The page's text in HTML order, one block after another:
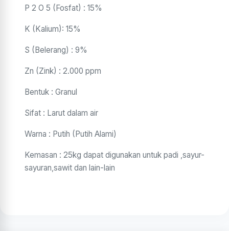
P 2 O 5 (Fosfat) : 15%
K (Kalium): 15%
S (Belerang) : 9%
Zn (Zink) : 2.000 ppm
Bentuk : Granul
Sifat : Larut dalam air
Warna : Putih (Putih Alami)
Kemasan : 25kg dapat digunakan untuk padi ,sayur-
sayuran,sawit dan lain-lain